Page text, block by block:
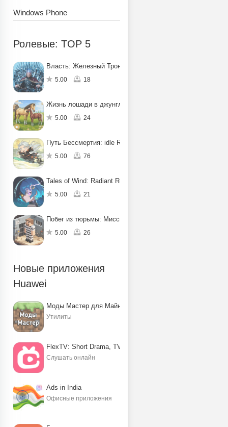
Windows Phone
Ролевые: TOP 5
Власть: Железный Трон
5.00 18
Жизнь лошади в джунглях: квест
5.00 24
Путь Бессмертия: idle RPG
5.00 76
Tales of Wind: Radiant Rebirth
5.00 21
Побег из тюрьмы: Миссия по спасению
5.00 26
Новые приложения
Huawei
Моды Мастер для Майнкрафт ПЕ
Утилиты
FlexTV: Short Drama, TV, Reels
Слушать онлайн
Ads in India
Офисные приложения